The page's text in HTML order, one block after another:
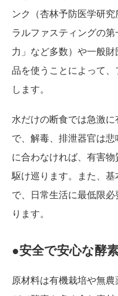
ンク（杏林予防医学研
ラルファスティングの
力」など多数）や一般
品を使うことによって
します。
水だけの断食では急激
で、解毒、排泄器官は
に合わなければ、有害
駆け巡ります。また、
で、日常生活に最低限
ります。
●安全で安心な酵
原材料は有機栽培や無